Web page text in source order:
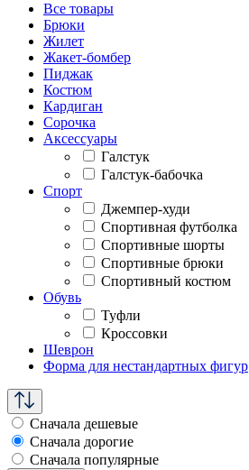
Все товары
Брюки
Жилет
Жакет-бомбер
Пиджак
Костюм
Кардиган
Сорочка
Аксессуары
Галстук
Галстук-бабочка
Спорт
Джемпер-худи
Спортивная футболка
Спортивные шорты
Спортивные брюки
Спортивный костюм
Обувь
Туфли
Кроссовки
Шеврон
Форма для нестандартных фигур
Сначала дешевые
Сначала дорогие
Сначала популярные